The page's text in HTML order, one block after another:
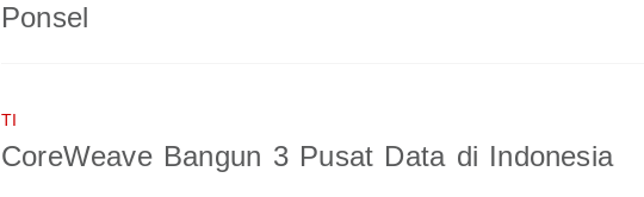
Ponsel
TI
CoreWeave Bangun 3 Pusat Data di Indonesia